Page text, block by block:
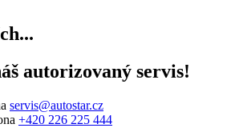
autorizovaný servis!
servis@autostar.cz
+420 226 225 444